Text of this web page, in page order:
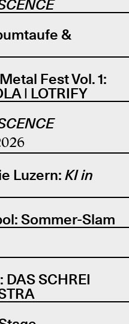
&
Fest Vol. 1:
| LOTRIFY
Luzern: KI in
Sommer-Slam
SCHREI